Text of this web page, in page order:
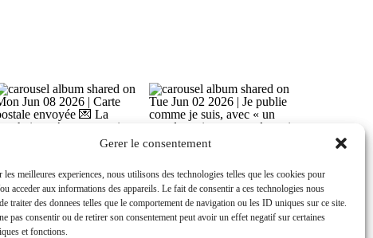
Gérer le consentement
meilleures expériences, nous utilisons des technologies telles que les cookies pour
accéder aux informations des appareils. Le fait de consentir à ces technologies nous
traiter des données telles que le comportement de navigation ou les ID uniques sur ce site.
pas consentir ou de retirer son consentement peut avoir un effet négatif sur certaines
et fonctions.
Gerer le consentement
meilleures experiences, nous utilisons des technologies telles que les cookies pour
acceder aux informations des appareils. Le fait de consentir a ces technologies nous
traiter des donnees telles que le comportement de navigation ou les ID uniques sur ce site.
pas consentir ou de retirer son consentement peut avoir un effet negatif sur certaines
et fonctions.